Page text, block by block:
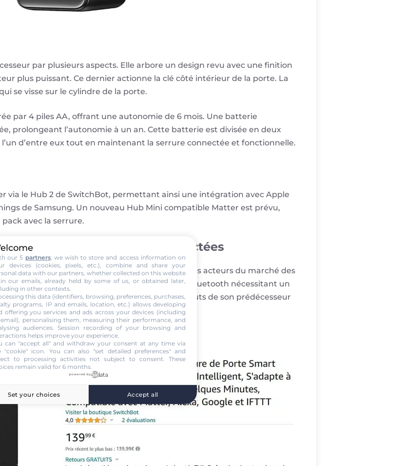
par plusieurs aspects. Elle arbore un design revu avec une finition
plus puissant. Ce dernier actionne la clé côté intérieur de la porte. La
se visse sur le cylindre de la porte.
par 4 piles AA, offrant une autonomie de 6 mois. Une batterie
prolongeant l’autonomie à un an. Cette batterie est divisée en deux
d’entre eux tout en maintenant la serrure connectée et fonctionnelle.
via le Hub 2 de SwitchBot, permettant ainsi une intégration avec Apple
de Samsung. Un nouveau Hub Mini compatible Matter est prévu,
avec la serrure.
le marché des serrures connectées
comme un concurrent sérieux face aux autres acteurs du marché des
Lock 4.0 Pro. Bien qu’elle soit une serrure Bluetooth nécessitant un
Maison, la Lock Pro corrige plusieurs défauts de son prédécesseur
our 5 partners, we wish to store and access information on
devices (cookies, pixels, etc.), combine and share your
data with our partners, whether collected on this website
our emails, already held by some of us, or obtained later,
in other contexts.
this data (identifiers, browsing, preferences, purchases,
programs, IP and emails, location, etc.) allows developing
offering you services and ads across your devices (including
personalising them, measuring their performance, and
audiences. Session recording of your browsing and
helps improve your experience.
can "accept all" and withdraw your consent at any time via
"cookie" icon . You can also "set detailed preferences" and
to processing activities not subject to consent. These
remain valid for 6 months.
powered by
Set your choices Accept all